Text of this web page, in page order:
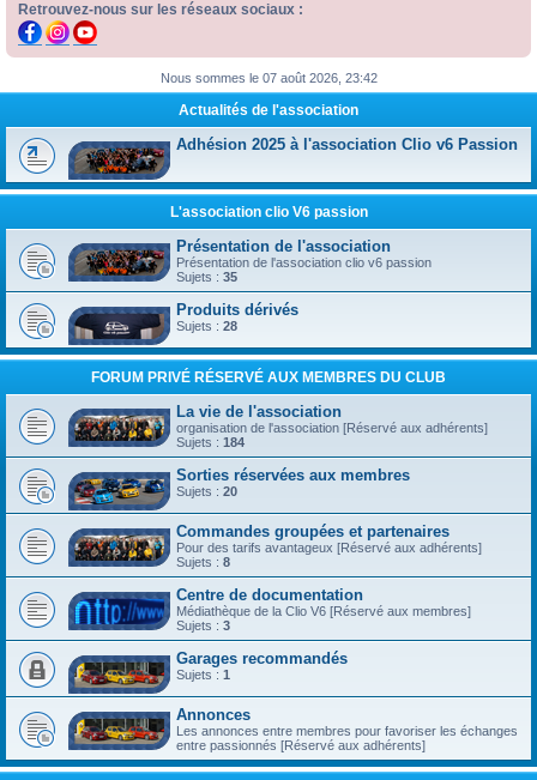
Retrouvez-nous sur les réseaux sociaux :
Nous sommes le 07 août 2026, 23:42
Actualités de l'association
Adhésion 2025 à l'association Clio v6 Passion
L'association clio V6 passion
Présentation de l'association
Présentation de l'association clio v6 passion
Sujets : 35
Produits dérivés
Sujets : 28
FORUM PRIVÉ RÉSERVÉ AUX MEMBRES DU CLUB
La vie de l'association
organisation de l'association [Réservé aux adhérents]
Sujets : 184
Sorties réservées aux membres
Sujets : 20
Commandes groupées et partenaires
Pour des tarifs avantageux [Réservé aux adhérents]
Sujets : 8
Centre de documentation
Médiathèque de la Clio V6 [Réservé aux membres]
Sujets : 3
Garages recommandés
Sujets : 1
Annonces
Les annonces entre membres pour favoriser les échanges
entre passionnés [Réservé aux adhérents]